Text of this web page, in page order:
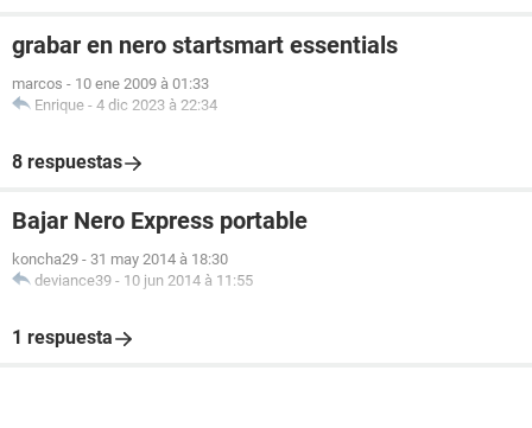
grabar en nero startsmart essentials
marcos - 10 ene 2009 à 01:33
Enrique - 4 dic 2023 à 22:34
8 respuestas
Bajar Nero Express portable
koncha29 - 31 may 2014 à 18:30
deviance39 - 10 jun 2014 à 11:55
1 respuesta